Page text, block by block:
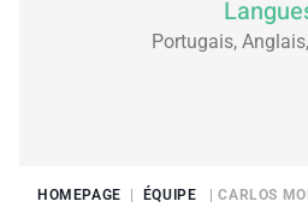
Portugais,
HOMEPAGE ÉQUIPE | CARLOS